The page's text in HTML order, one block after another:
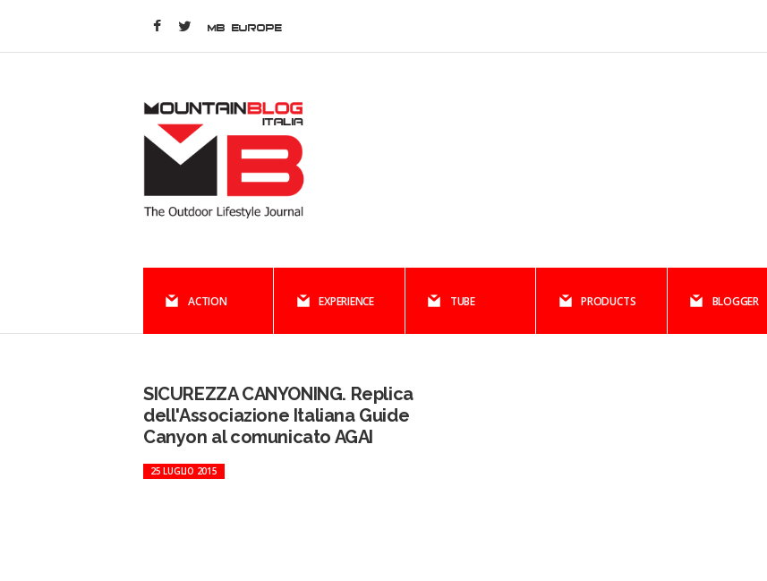
MB EUROPE
ACTION EXPERIENCE TUBE PRODUCTS BLOGGER
SICUREZZA CANYONING. Replica
dell'Associazione Italiana Guide
Canyon al comunicato AGAI
25 LUGLIO 2015